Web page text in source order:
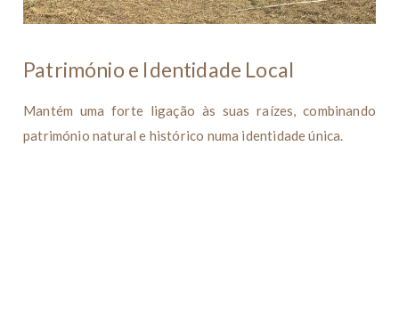
Património e Identidade Local
Mantém uma forte ligação às suas raízes, combinando
património natural e histórico numa identidade única.